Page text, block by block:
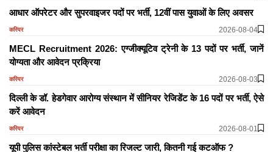
आधार ऑपरेटर और सुपरवाइजर पदों पर भर्ती, 12वीं पास युवाओं के लिए अवसर
करियर 2026-08-04
MECL Recruitment 2026: एग्जीक्यूटिव ट्रेनी के 13 पदों पर भर्ती, जानें
योग्यता और आवेदन प्रक्रिया
करियर 2026-08-03
दिल्ली के डॉ. हेडगेवार आरोग्य संस्थान में सीनियर रेजिडेंट के 16 पदों पर भर्ती, ऐसे
करें आवेदन
करियर 2026-08-01
यूपी पुलिस कांस्टेबल भर्ती परीक्षा का रिजल्ट जारी, कितनी गई कटऑफ ?